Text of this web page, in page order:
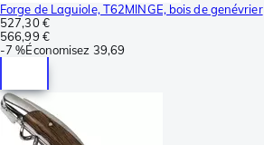
Forge de Laguiole, T62MINGE, bois de genévrier
527,30 €
566,99 €
-7 %Économisez 39,69